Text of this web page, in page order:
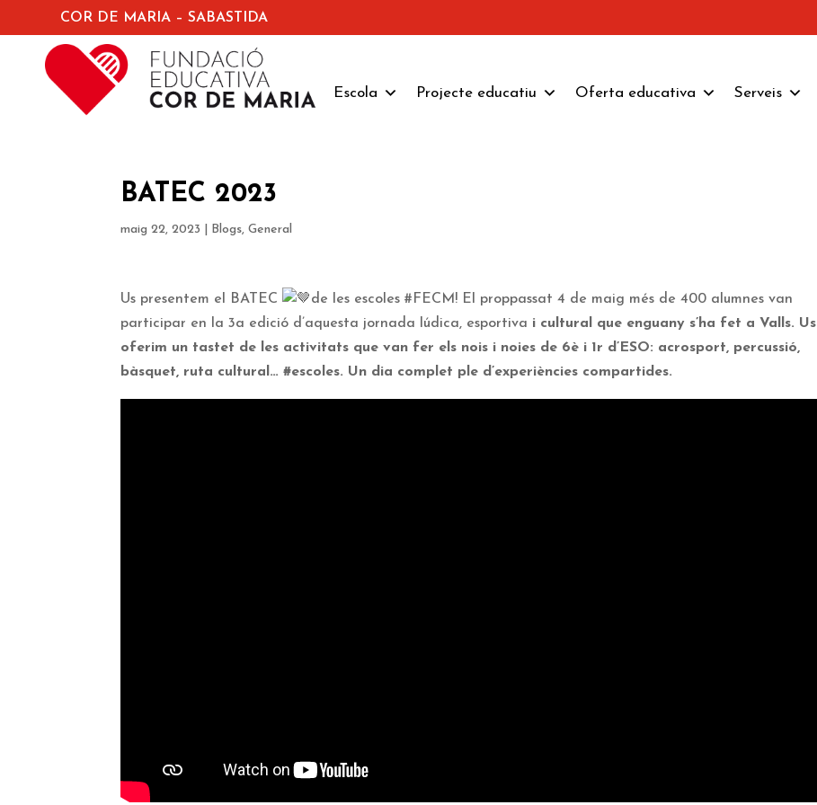
COR DE MARIA – SABASTIDA
Escola Projecte educatiu Oferta educativa Serveis
BATEC 2023
maig 22, 2023 Blogs,General
Us presentem el BATEC
de les escoles #FECM! El proppassat 4 de maig més de 400 alumnes van
participar en la 3a edició d’aquesta jornada lúdica, esportiva i cultural que enguany s’ha fet a Valls. Us
oferim un tastet de les activitats que van fer els nois i noies de 6è i 1r d’ESO: acrosport, percussió,
bàsquet, ruta cultural… #escoles. Un dia complet ple d’experiències compartides.